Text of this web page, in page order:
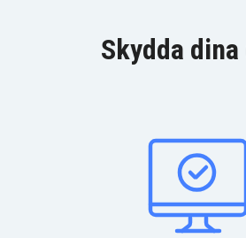
Skydda dina